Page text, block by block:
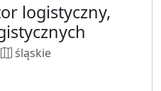
logistyczny,
śląskie